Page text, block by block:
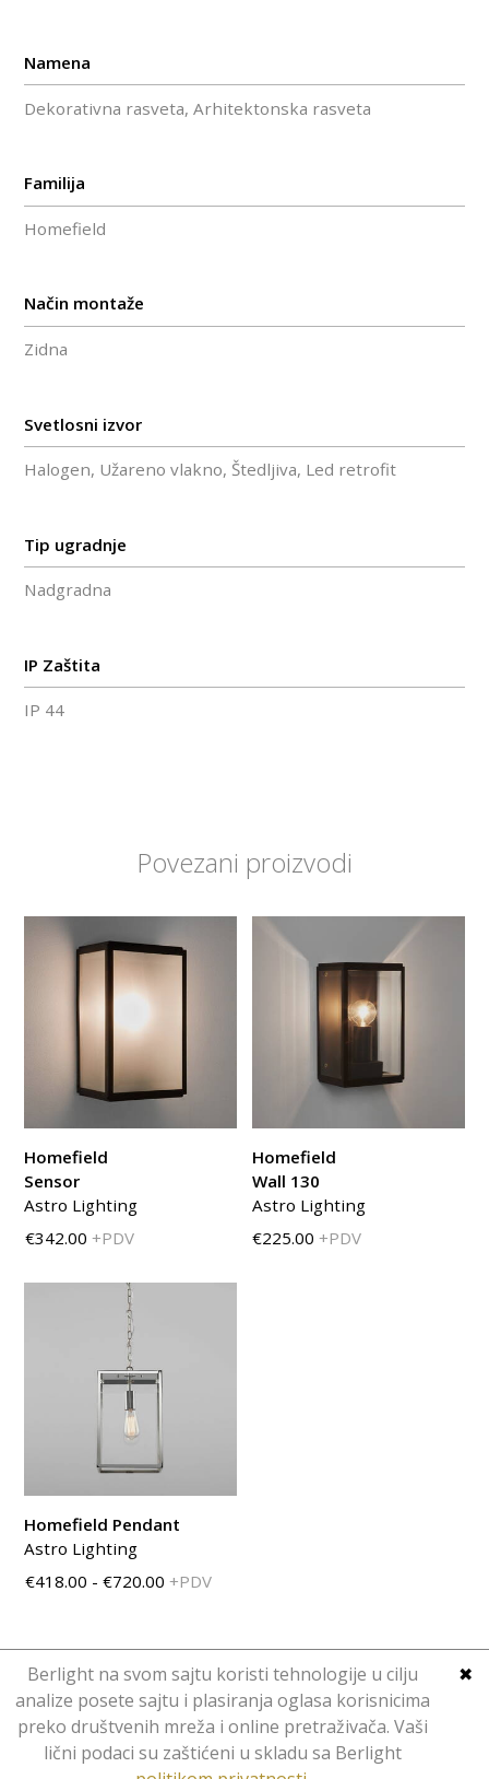
Berlight na svom sajtu koristi tehnologije u cilju
analize posete sajtu i plasiranja oglasa korisnicima
preko društvenih mreža i online pretraživača. Vaši
lični podaci su zaštićeni u skladu sa Berlight
✖
Namena
Dekorativna rasveta, Arhitektonska rasveta
Familija
Homefield
Način montaže
Zidna
Svetlosni izvor
Halogen, Užareno vlakno, Štedljiva, Led retrofit
Tip ugradnje
Nadgradna
IP Zaštita
IP 44
Povezani proizvodi
€342.00 +PDV
Homefield
Sensor
Astro Lighting
€225.00 +PDV
Homefield
Wall 130
Astro Lighting
€418.00 - €720.00 +PDV
Homefield Pendant
Astro Lighting
Copyright © Berlight. Design 2016.
Web DesignHominid .